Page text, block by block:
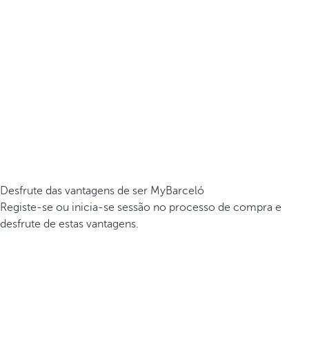
Desfrute das vantagens de ser MyBarceló
Registe-se ou inicia-se sessão no processo de compra e
desfrute de estas vantagens.